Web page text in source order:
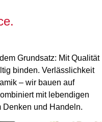
Grundsatz: Mit Qualität
binden. Verlässlichkeit
– wir bauen auf
mit lebendigen
Denken und Handeln.